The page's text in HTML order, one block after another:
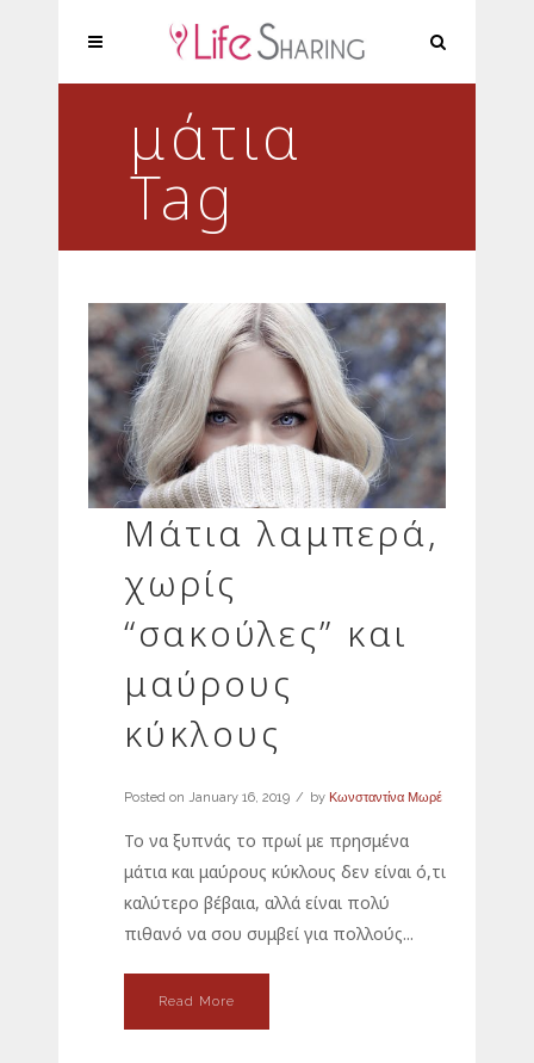
μάτια
Tag
Μάτια λαμπερά,
χωρίς
“σακούλες” και
μαύρους
κύκλους
Posted on January 16, 2019 by Κωνσταντίνα Μωρέ
Το να ξυπνάς το πρωί με πρησμένα
μάτια και μαύρους κύκλους δεν είναι ό,τι
καλύτερο βέβαια, αλλά είναι πολύ
πιθανό να σου συμβεί για πολλούς...
Read More